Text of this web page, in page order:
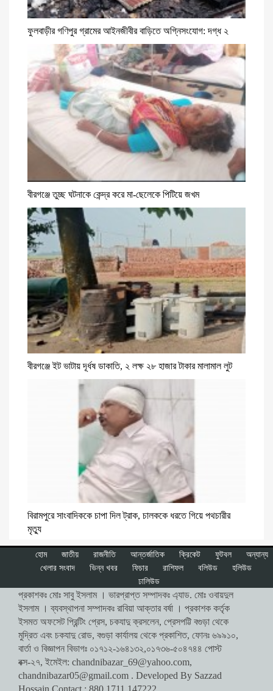
ফুলবাড়ীর গণিপুর গ্রামের আইনজীবীর বাড়িতে অগ্নিসংযোগ: দগ্ধ ২
বীরগঞ্জে তুচ্ছ ঘটনাকে কেন্দ্র করে মা-ছেলেকে পিটিয়ে জখম
বীরগঞ্জে ইট ভাটায় দূর্ধষ ডাকাতি, ২ লক্ষ ২৮ হাজার টাকার মালামাল লুট
বিরামপুরে সাংবাদিককে চাপা দিল ট্রাক, চালককে ধরতে গিয়ে পথচারীর
মৃত্যু
হোম জাতীয় রাজনীতি আন্তর্জাতিক ক্রিকেট ফুটবল
অন্যান্য
খেলার সংবাদ
ভিন্ন খবর ফিচার রাশিফল বলিউড
হলিউড
ঢালিউড
প্রকাশকঃ মোঃ সাবু ইসলাম । ভারপ্রাপ্ত সম্পাদকঃ এ্যাড. মোঃ ওবায়দুল
ইসলাম । ব্যবস্থাপনা সম্পাদকঃ রাবিয়া আক্তার বর্ষা । প্রকাশক কর্তৃক
ইসমত অফসেট প্রিন্টিং প্রেস, চকযাদু ক্রসলেন, প্রেসপট্টি বগুড়া থেকে
মুদ্রিত এবং চকযাদু রোড, বগুড়া কার্যালয় থেকে প্রকাশিত, ফোনঃ ৬৯৯১০,
বার্তা ও বিজ্ঞাপন বিভাগঃ ০১৭১২-১৬৪১৩২,০১৭৩৬-৫০৪৭৪৪ পোস্ট
বক্স-২৭, ইমেইল: chandnibazar_69@yahoo.com,
chandnibazar05@gmail.com . Developed By Sazzad